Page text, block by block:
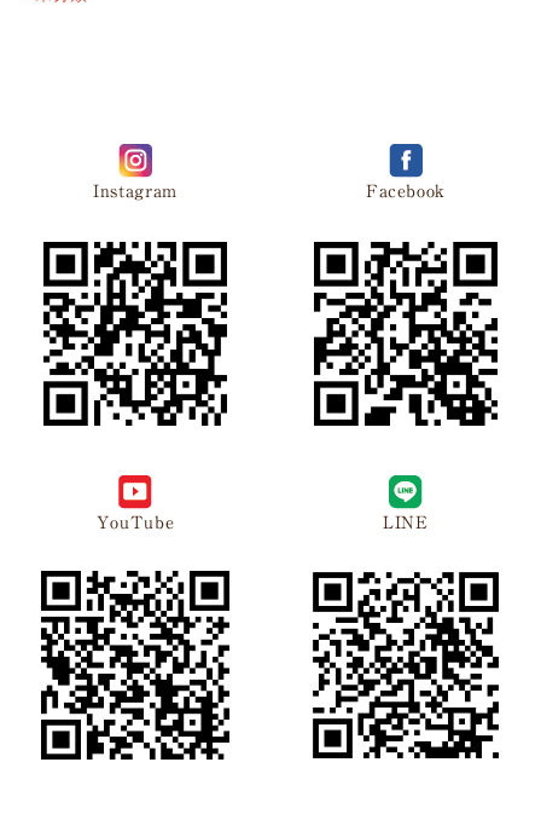
Instagram Facebook
YouTube LINE